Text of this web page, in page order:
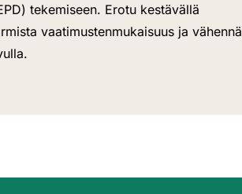
tekemiseen. Erotu kestävällä
vaatimustenmukaisuus ja vähennä